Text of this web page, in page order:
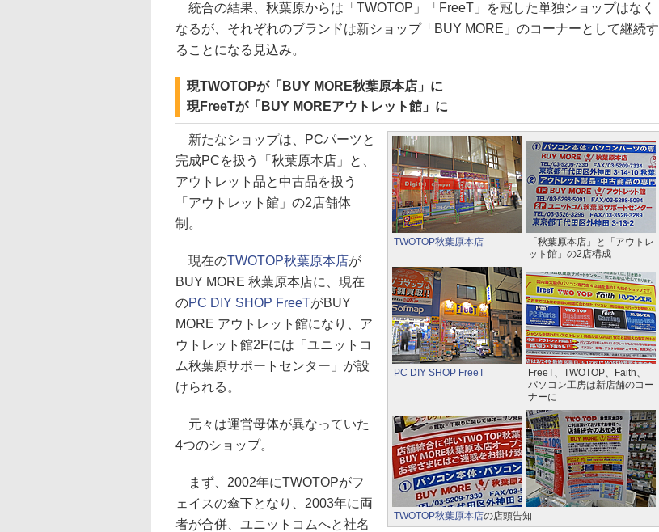
統合の結果、秋葉原からは「TWOTOP」「FreeT」を冠した単独ショップはなく
なるが、それぞれのブランドは新ショップ「BUY MORE」のコーナーとして継続す
ることになる見込み。
現TWOTOPが「BUY MORE秋葉原本店」に
現FreeTが「BUY MOREアウトレット館」に
TWOTOP秋葉原本店
「秋葉原本店」と「アウトレ
ット館」の2店構成
PC DIY SHOP FreeT
FreeT、TWOTOP、Faith、
パソコン工房は新店舗のコー
ナーに
TWOTOP秋葉原本店の店頭告知
新たなショップは、PCパーツと
完成PCを扱う「秋葉原本店」と、
アウトレット品と中古品を扱う
「アウトレット館」の2店舗体
制。
現在のTWOTOP秋葉原本店が
BUY MORE 秋葉原本店に、現在
のPC DIY SHOP FreeTがBUY
MORE アウトレット館になり、ア
ウトレット館2Fには「ユニットコ
ム秋葉原サポートセンター」が設
けられる。
元々は運営母体が異なっていた
4つのショップ。
まず、2002年にTWOTOPがフ
ェイスの傘下となり、2003年に両
者が合併、ユニットコムへと社名